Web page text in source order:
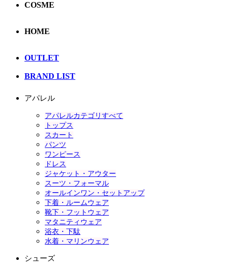
COSME
HOME
OUTLET
BRAND LIST
アパレル
アパレルカテゴリすべて
トップス
スカート
パンツ
ワンピース
ドレス
ジャケット・アウター
スーツ・フォーマル
オールインワン・セットアップ
下着・ルームウェア
靴下・フットウェア
マタニティウェア
浴衣・下駄
水着・マリンウェア
シューズ